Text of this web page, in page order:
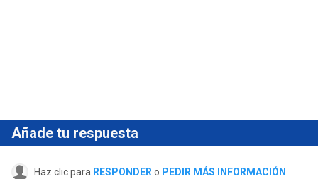
Añade tu respuesta
Haz clic para RESPONDER o PEDIR MÁS INFORMACIÓN